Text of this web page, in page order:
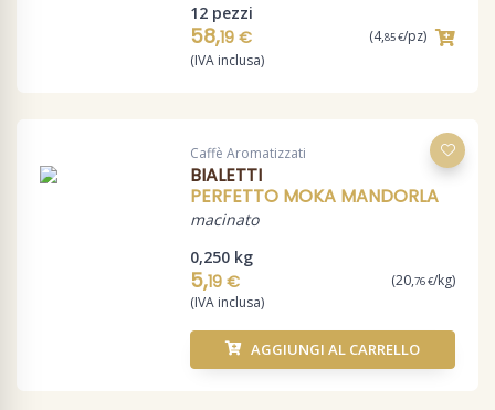
12 pezzi
58,19 € (4,85 €/pz)
(IVA inclusa)
Caffè Aromatizzati
BIALETTI
PERFETTO MOKA MANDORLA
macinato
0,250 kg
5,19 € (20,76 €/kg)
(IVA inclusa)
AGGIUNGI AL CARRELLO